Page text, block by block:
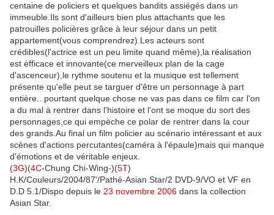
centaine de policiers et quelques bandits assiégés dans un
immeuble.Ils sont d'ailleurs bien plus attachants que les
patrouilles policières grâce à leur séjour dans un petit
appartement(vous comprendrez).Les acteurs sont
crédibles(l'actrice est un peu limite quand même),la réalisation
est éfficace et innovante(ce merveilleux plan de la cage
d'ascenceur),le rythme soutenu et la musique est tellement
présente qu'elle peut se targuer d'être un personnage à part
entière...pourtant quelque chose ne vas pas dans ce film car l'on
a du mal à rentrer dans l'histoire et l'ont se moque du sort des
personnages,ce qui empèche ce polar de rentrer dans la cour
des grands.Au final un film policier au scénario intéressant et aux
scènes d'actions percutantes(caméra à l'épaule)mais qui manque
d'émotions et de véritable enjeux.
(3G)(4C-Chung Chi-Wing-)(5T)
H.K/Couleurs/2004/87'/Pathé-Asian Star/2 DVD-9/VO et VF en
D.D 5.1/Dispo depuis le 23 novembre 2006 dans la collection
Asian Star.